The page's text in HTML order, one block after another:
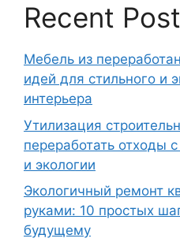
Recent
Мебель из
идей для стильного и
интерьера
Утилизация
переработать отходы
и экологии
Экологичный ремонт
руками: 10 простых
будущему